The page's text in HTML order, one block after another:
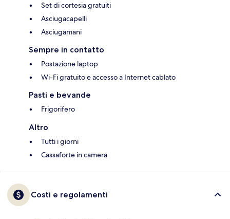
Set di cortesia gratuiti
Asciugacapelli
Asciugamani
Sempre in contatto
Postazione laptop
Wi-Fi gratuito e accesso a Internet cablato
Pasti e bevande
Frigorifero
Altro
Tutti i giorni
Cassaforte in camera
Costi e regolamenti